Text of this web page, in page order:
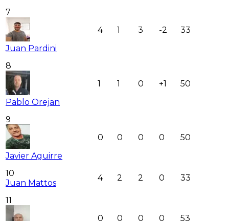
7
Juan Pardini
4 1 3 -2 33
8
Pablo Orejan
1 1 0 +1 50
9
Javier Aguirre
0 0 0 0 50
10
Juan Mattos
4 2 2 0 33
11
0
0 0 0 53